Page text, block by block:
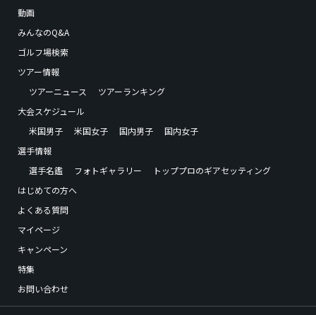
動画
みんなのQ&A
ゴルフ場検索
ツアー情報
ツアーニュース
ツアーランキング
大会スケジュール
米国男子
米国女子 国内男子
国内女子
選手情報
選手名鑑
フォトギャラリー
トッププロのギアセッティング
はじめての方へ
よくある質問
マイページ
キャンペーン
特集
お問い合わせ